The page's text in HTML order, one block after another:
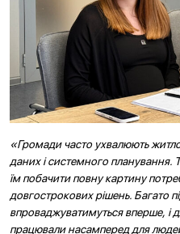
«Громади часто ухвалюють
даних і системного
їм побачити повну картину
довгострокових рішень. Багато
впроваджуватимуться вперше, і
працювали насамперед для